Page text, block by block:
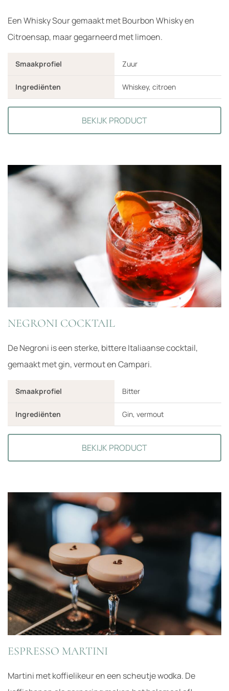
Een Whisky Sour gemaakt met Bourbon Whisky en
Citroensap, maar gegarneerd met limoen.
Smaakprofiel Zuur
Ingrediënten Whiskey, citroen
BEKIJK PRODUCT
NEGRONI COCKTAIL
De Negroni is een sterke, bittere Italiaanse cocktail,
gemaakt met gin, vermout en Campari.
Smaakprofiel Bitter
Ingrediënten Gin, vermout
BEKIJK PRODUCT
ESPRESSO MARTINI
Martini met koffielikeur en een scheutje wodka. De